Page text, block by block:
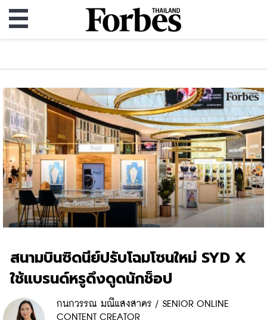
สนามบินซิดนีย์ปรับโฉมโซนใหม่ SYD X
ใช้แบรนด์หรูดึงดูดนักช็อป
กนกวรรณ มณีแสงสาคร / SENIOR ONLINE
CONTENT CREATOR